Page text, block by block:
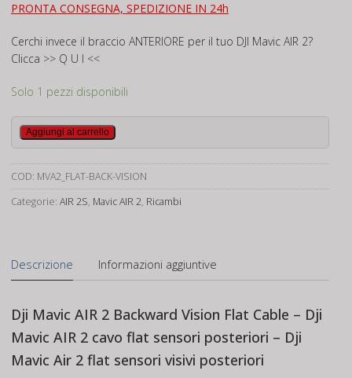
PRONTA CONSEGNA, SPEDIZIONE IN 24h
Cerchi invece il braccio ANTERIORE per il tuo DJI Mavic AIR 2?
Clicca >> Q U I <<
Solo 1 pezzi disponibili
Dji
Mavic
AIR
2
Backward
quantità
Aggiungi al carrello
COD: MVA2_FLAT-BACK-VISION
Categorie: AIR 2S, Mavic AIR 2, Ricambi
Descrizione Informazioni aggiuntive
Dji Mavic AIR 2 Backward Vision Flat Cable – Dji
Mavic AIR 2 cavo flat sensori posteriori – Dji
Mavic Air 2 flat sensori visivi posteriori